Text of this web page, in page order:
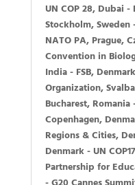
UN COP 28, Dubai -
Stockholm, Sweden
NATO PA, Prague,
Convention in
India - FSB,
Organization,
Bucharest, Romania
Copenhagen,
Regions & Cities,
Denmark -UN COP17
Partnership for